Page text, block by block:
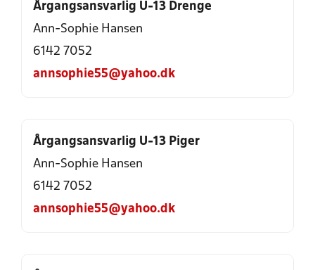
Årgangsansvarlig U-13 Drenge
Ann-Sophie Hansen
6142 7052
annsophie55@yahoo.dk
Årgangsansvarlig U-13 Piger
Ann-Sophie Hansen
6142 7052
annsophie55@yahoo.dk